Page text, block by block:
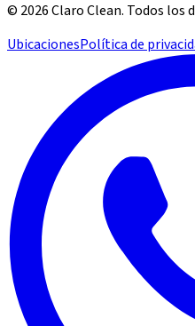
© 2026Claro Clean. Todos los
UbicacionesPolítica de